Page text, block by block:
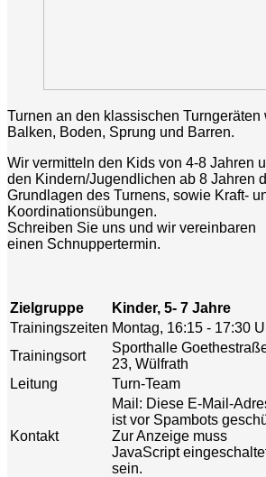
Turnen an den klassischen Turngeräten
Balken, Boden, Sprung und Barren.
Wir vermitteln den Kids von 4-8 Jahren
den Kindern/Jugendlichen ab 8 Jahren
Grundlagen des Turnens, sowie Kraft-
Koordinationsübungen.
Schreiben Sie uns und wir vereinbaren
einen Schnuppertermin.
Zielgruppe
Kinder, 5- 7 Jahre
Trainingszeiten Montag, 16:15 - 17:30
Trainingsort
Sporthalle
23, Wülfrath
Leitung
Turn-Team
Kontakt
Mail: Diese E-Mail-
ist vor Spambots
Zur Anzeige muss
JavaScript
sein.